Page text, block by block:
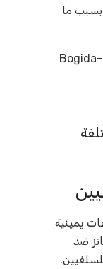
بسبب ما
يمينية
ضد